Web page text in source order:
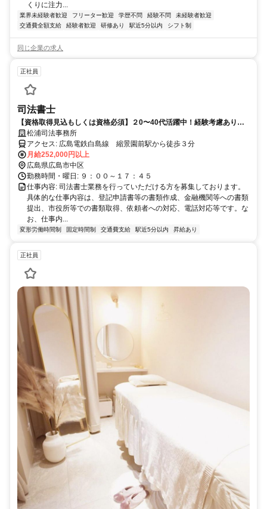
くりに注力...
業界未経験者歓迎 フリーター歓迎 学歴不問 経験不問
未経験者歓迎
交通費全額支給
経験者歓迎 研修あり 駅近5分以内 シフト制
同じ企業の求人
正社員
司法書士
【資格取得見込もしくは資格必須】２0〜40代活躍中！経験考慮あり｜
賞与年2回｜土曜隔週出勤あり｜縮景園前駅から徒歩３分でアクセス◎
松浦司法事務所
アクセス: 広島電鉄白島線 縮景園前駅から徒歩３分
月給252,000円以上
広島県広島市中区
勤務時間・曜日: ９：００～１７：４５
仕事内容: 司法書士業務を行っていただける方を募集しております。
具体的な仕事内容は、登記申請書等の書類作成、金融機関等への書類
提出、市役所等での書類取得、依頼者への対応、電話対応等です。な
お、仕事内...
変形労働時間制 固定時間制 交通費支給 駅近5分以内 昇給あり
正社員